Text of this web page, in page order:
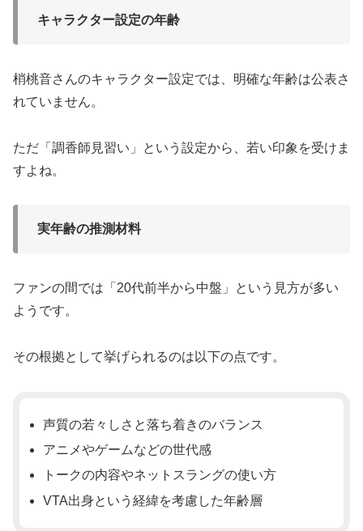
キャラクター設定の年齢
梢桃音さんのキャラクター設定では、明確な年齢は公表さ
れていません。
ただ「調香師見習い」という設定から、若い印象を受けま
すよね。
実年齢の推測材料
ファンの間では「20代前半から中盤」という見方が多い
ようです。
その根拠として挙げられるのは以下の点です。
声質の若々しさと落ち着きのバランス
アニメやゲームなどの世代感
トークの内容やネットスラングの使い方
VTA出身という経緯を考慮した年齢層